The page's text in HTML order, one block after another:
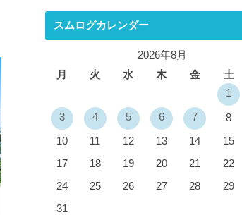
スムログカレンダー
2026年8月
月
火 水 木 金 土
1
3 4 5 6 7 8
10 11 12 13 14 15
17
18 19 20 21 22
24
25 26 27 28 29
31